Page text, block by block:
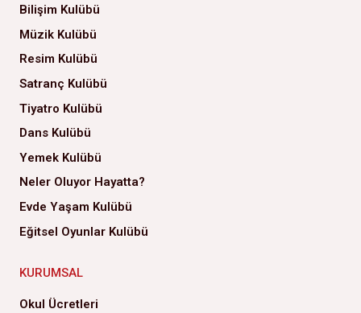
Bilişim Kulübü
Müzik Kulübü
Resim Kulübü
Satranç Kulübü
Tiyatro Kulübü
Dans Kulübü
Yemek Kulübü
Neler Oluyor Hayatta?
Evde Yaşam Kulübü
Eğitsel Oyunlar Kulübü
KURUMSAL
Okul Ücretleri